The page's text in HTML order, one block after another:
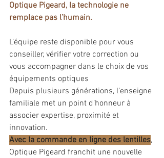
Optique Pigeard, la technologie ne
remplace pas l’humain.
L’équipe reste disponible pour vous
conseiller, vérifier votre correction ou
vous accompagner dans le choix de vos
équipements optiques
Depuis plusieurs générations, l’enseigne
familiale met un point d’honneur à
associer expertise, proximité et
innovation.
Avec la commande en ligne des lentilles,
Optique Pigeard franchit une nouvelle